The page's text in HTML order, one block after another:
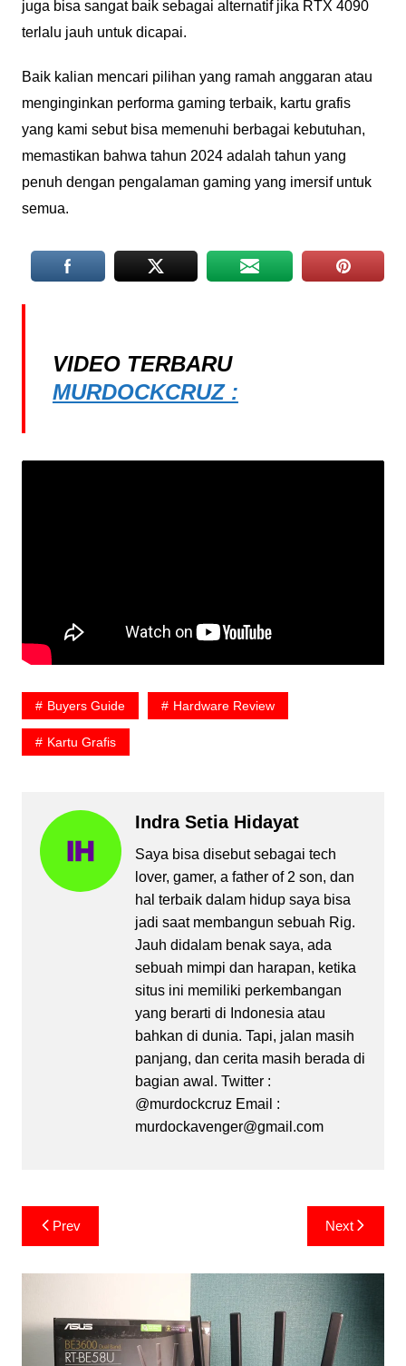
juga bisa sangat baik sebagai alternatif jika RTX 4090
terlalu jauh untuk dicapai.
Baik kalian mencari pilihan yang ramah anggaran atau
menginginkan performa gaming terbaik, kartu grafis
yang kami sebut bisa memenuhi berbagai kebutuhan,
memastikan bahwa tahun 2024 adalah tahun yang
penuh dengan pengalaman gaming yang imersif untuk
semua.
VIDEO TERBARU
MURDOCKCRUZ :
Buyers Guide Hardware Review
Kartu Grafis
Indra Setia Hidayat
Saya bisa disebut sebagai tech
lover, gamer, a father of 2 son, dan
hal terbaik dalam hidup saya bisa
jadi saat membangun sebuah Rig.
Jauh didalam benak saya, ada
sebuah mimpi dan harapan, ketika
situs ini memiliki perkembangan
yang berarti di Indonesia atau
bahkan di dunia. Tapi, jalan masih
panjang, dan cerita masih berada di
bagian awal. Twitter :
@murdockcruz Email :
murdockavenger@gmail.com
Post
navigation
Prev Next